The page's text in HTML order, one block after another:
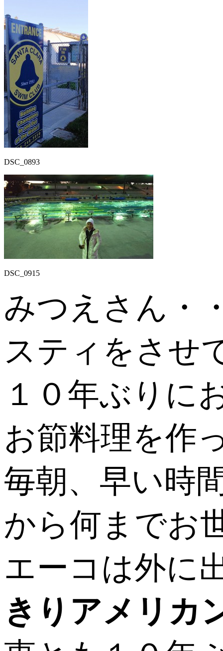
DSC_0893
DSC_0915
みつえさん・
スティをさせ
１０年ぶりに
お節料理を作
毎朝、早い時
から何までお
エーコは外に
きりアメリカ